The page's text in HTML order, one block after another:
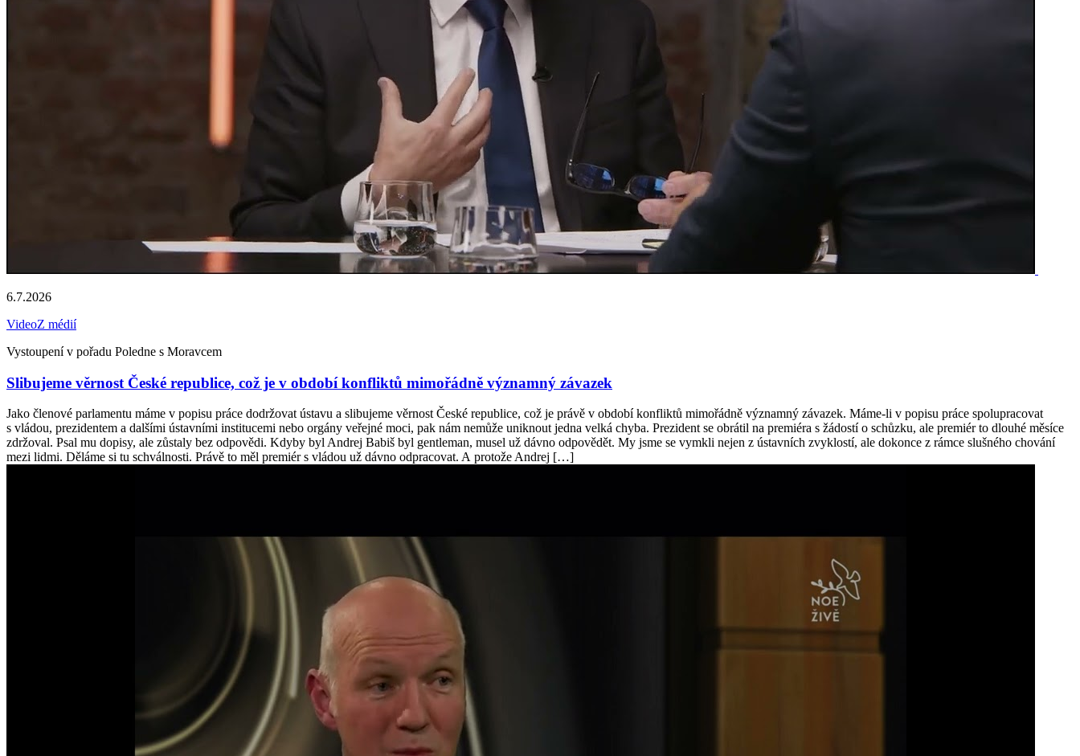
6.7.2026
VideoZ médií
Vystoupení v pořadu Poledne s Moravcem
Slibujeme věrnost České republice, což je v období konfliktů mimořádně významný závazek
Jako členové parlamentu máme v popisu práce dodržovat ústavu a slibujeme věrnost České republice, což je právě v období konfliktů mimořádně významný závazek. Máme-li v popisu práce spolupracovat
s vládou, prezidentem a dalšími ústavními institucemi nebo orgány veřejné moci, pak nám nemůže uniknout jedna velká chyba. Prezident se obrátil na premiéra s žádostí o schůzku, ale premiér to dlouhé měsíce
zdržoval. Psal mu dopisy, ale zůstaly bez odpovědi. Kdyby byl Andrej Babiš byl gentleman, musel už dávno odpovědět. My jsme se vymkli nejen z ústavních zvyklostí, ale dokonce z rámce slušného chování
mezi lidmi. Děláme si tu schválnosti. Právě to měl premiér s vládou už dávno odpracovat. A protože Andrej […]